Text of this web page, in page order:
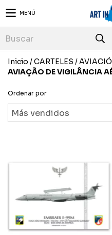
MENÚ
Inicio /CARTELES /
AVIAÇÃO DE VIGILÂNCIA
Ordenar por